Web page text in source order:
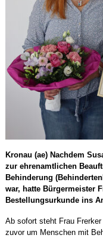
Kronau (ae) Nachdem
zur ehrenamtlichen
Behinderung
war, hatte Bürgermeister
Bestellungsurkunde ins
Ab sofort steht Frau
zuvor um Menschen mit